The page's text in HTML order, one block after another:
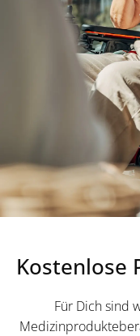
Kostenlose
Für Dich sind